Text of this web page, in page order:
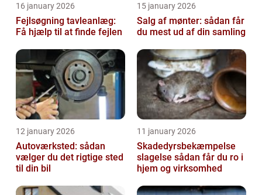
16 january 2026
Fejlsøgning tavleanlæg:
Få hjælp til at finde fejlen
15 january 2026
Salg af mønter: sådan får
du mest ud af din samling
12 january 2026
Autoværksted: sådan
vælger du det rigtige sted
til din bil
11 january 2026
Skadedyrsbekæmpelse
slagelse sådan får du ro i
hjem og virksomhed